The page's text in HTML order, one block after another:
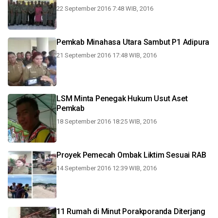
22 September 2016 7:48 WIB, 2016
Pemkab Minahasa Utara Sambut P1 Adipura
21 September 2016 17:48 WIB, 2016
LSM Minta Penegak Hukum Usut Aset
Pemkab
18 September 2016 18:25 WIB, 2016
Proyek Pemecah Ombak Liktim Sesuai RAB
14 September 2016 12:39 WIB, 2016
11 Rumah di Minut Porakporanda Diterjang